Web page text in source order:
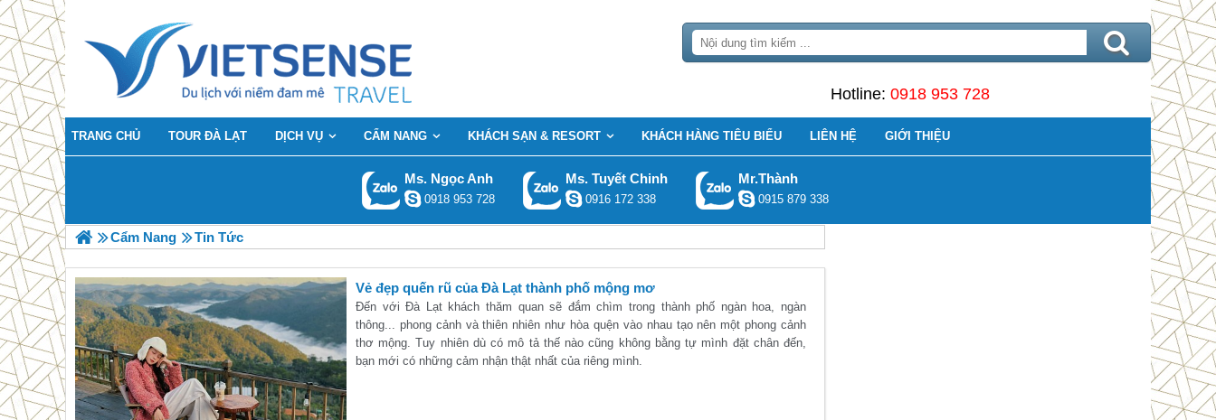
Hotline: 0918 953 728
TRANG CHỦ TOUR ĐÀ LẠT DỊCH VỤ CẨM NANG KHÁCH SẠN & RESORT KHÁCH HÀNG TIÊU BIỂU LIÊN HỆ GIỚI THIỆU
Ms. Ngọc Anh
0918 953 728
Ms. Tuyết Chinh
0916 172 338
Mr.Thành
0915 879 338
Cẩm Nang Tin Tức
Vẻ đẹp quến rũ của Đà Lạt thành phố mộng mơ
Đến với Đà Lạt khách thăm quan sẽ đắm chìm trong thành phố ngàn hoa, ngàn
thông... phong cảnh và thiên nhiên như hòa quện vào nhau tạo nên một phong cảnh
thơ mộng. Tuy nhiên dù có mô tả thế nào cũng không bằng tự mình đặt chân đến,
bạn mới có những cảm nhận thật nhất của riêng mình.